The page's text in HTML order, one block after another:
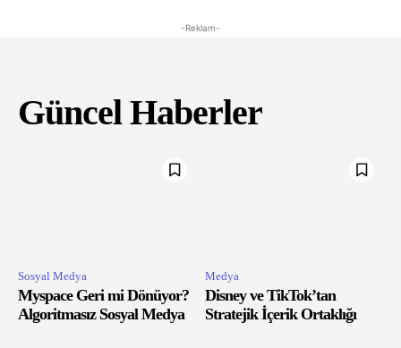
-Reklam-
Güncel Haberler
Sosyal Medya
Myspace Geri mi Dönüyor?
Algoritmasız Sosyal Medya
Medya
Disney ve TikTok’tan
Stratejik İçerik Ortaklığı